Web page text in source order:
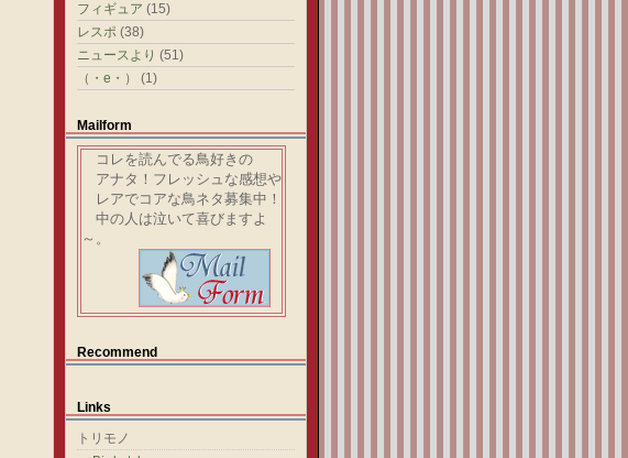
フィギュア (15)
レスポ (38)
ニュースより (51)
（・e・）
(1)
Mailform
コレを読んでる鳥好きの
アナタ！フレッシュな感想や
レアでコアな鳥ネタ募集中！
中の人は泣いて喜びますよ
～。
Recommend
Links
トリモノ